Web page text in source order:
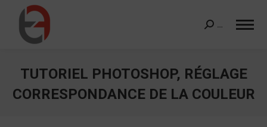
Search:
TUTORIEL PHOTOSHOP, RÉGLAGE
CORRESPONDANCE DE LA COULEUR